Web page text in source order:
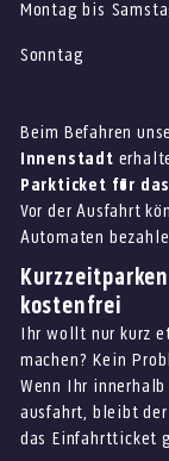
Montag bis
Sonntag
Beim Befahren
Innenstadt
Parkticket für
Vor der Ausfahrt
Automaten
kostenfrei
Ihr wollt nur kurz
machen? Kein
Wenn Ihr innerhalb
ausfahrt, bleibt
das Einfahrtticket